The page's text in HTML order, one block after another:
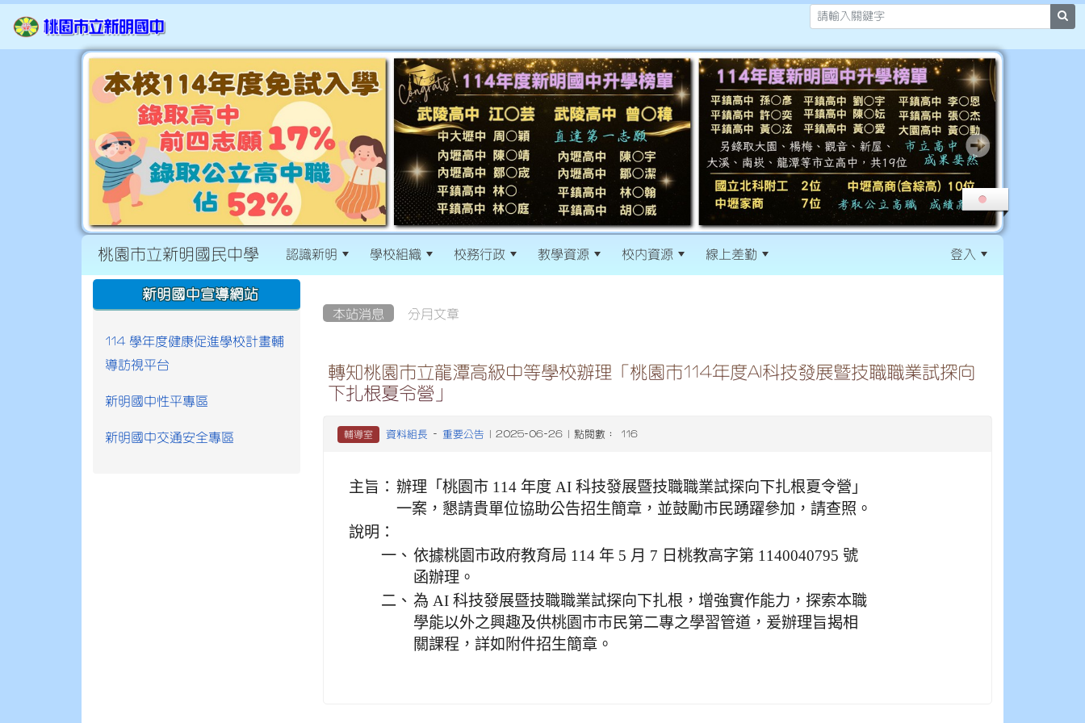
桃園市立新明國民中學 認識新明 學校組織 校務行政 教學資源 校內資源 線上差勤 登入
本站消息 分月文章
轉知桃園市立龍潭高級中等學校辦理「桃園市114年度AI科技發展暨技職職業試探向
下扎根夏令營」
輔導室 資料組長 - 重要公告 | 2025-06-26 | 點閱數： 116
主旨： 辦理「桃園市 114 年度 AI 科技發展暨技職職業試探向下扎根夏令營」
一案，懇請貴單位協助公告招生簡章，並鼓勵市民踴躍參加，請查照。
說明：
一、 依據桃園市政府教育局 114 年 5 月 7 日桃教高字第 1140040795 號
函辦理。
二、 為 AI 科技發展暨技職職業試探向下扎根，增強實作能力，探索本職
學能以外之興趣及供桃園市市民第二專之學習管道，爰辦理旨揭相
關課程，詳如附件招生簡章。
:::
新明國中宣導網站
114 學年度健康促進學校計畫輔
導訪視平台
新明國中性平專區
新明國中交通安全專區